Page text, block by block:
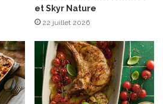
et Skyr Nature
22 juillet 2026